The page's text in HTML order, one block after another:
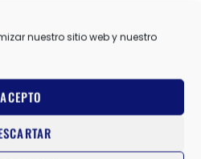
nuestro sitio web y nuestro
ACEPTO